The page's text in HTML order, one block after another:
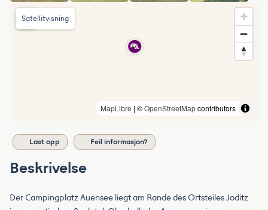
MapLibre | ©OpenStreetMapcontributors
Satellitvisning
Last opp Feil informasjon?
Beskrivelse
Der Campingplatz Auensee liegt am Rande des Ortsteiles Joditz